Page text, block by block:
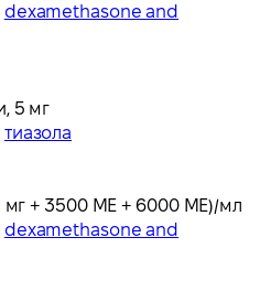
dexamethasone and
5 мг
тиазола
мг + 3500 МЕ + 6000 МЕ)/мл
dexamethasone and